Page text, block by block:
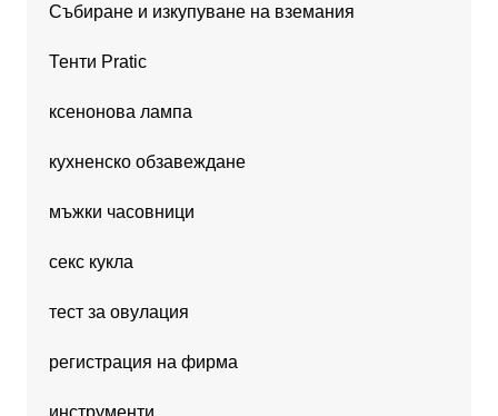
Събиране и изкупуване на вземания
Тенти Pratic
ксенонова лампа
кухненско обзавеждане
мъжки часовници
секс кукла
тест за овулация
регистрация на фирма
инструменти